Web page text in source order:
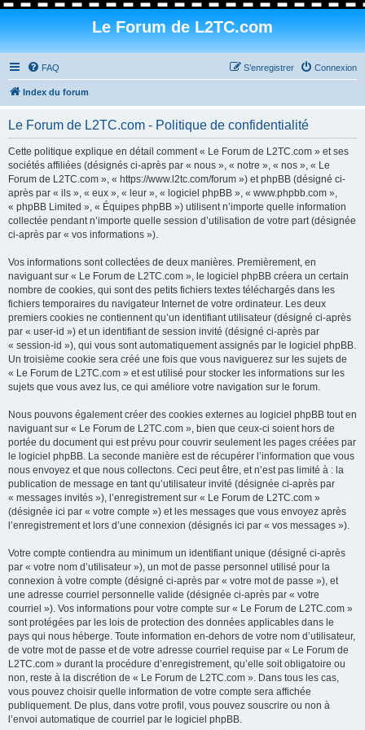
Le Forum de L2TC.com
FAQ Connexion
S’enregistrer
Index du forum
Le Forum de L2TC.com - Politique de confidentialité
Cette politique explique en détail comment « Le Forum de L2TC.com » et ses
sociétés affiliées (désignés ci-après par « nous », « notre », « nos », « Le
Forum de L2TC.com », « https://www.l2tc.com/forum ») et phpBB (désigné ci-
après par « ils », « eux », « leur », « logiciel phpBB », « www.phpbb.com »,
« phpBB Limited », « Équipes phpBB ») utilisent n’importe quelle information
collectée pendant n’importe quelle session d’utilisation de votre part (désignée
ci-après par « vos informations »).
Vos informations sont collectées de deux manières. Premièrement, en
naviguant sur « Le Forum de L2TC.com », le logiciel phpBB créera un certain
nombre de cookies, qui sont des petits fichiers textes téléchargés dans les
fichiers temporaires du navigateur Internet de votre ordinateur. Les deux
premiers cookies ne contiennent qu’un identifiant utilisateur (désigné ci-après
par « user-id ») et un identifiant de session invité (désigné ci-après par
« session-id »), qui vous sont automatiquement assignés par le logiciel phpBB.
Un troisième cookie sera créé une fois que vous naviguerez sur les sujets de
« Le Forum de L2TC.com » et est utilisé pour stocker les informations sur les
sujets que vous avez lus, ce qui améliore votre navigation sur le forum.
Nous pouvons également créer des cookies externes au logiciel phpBB tout en
naviguant sur « Le Forum de L2TC.com », bien que ceux-ci soient hors de
portée du document qui est prévu pour couvrir seulement les pages créées par
le logiciel phpBB. La seconde manière est de récupérer l’information que vous
nous envoyez et que nous collectons. Ceci peut être, et n’est pas limité à : la
publication de message en tant qu’utilisateur invité (désignée ci-après par
« messages invités »), l’enregistrement sur « Le Forum de L2TC.com »
(désignée ici par « votre compte ») et les messages que vous envoyez après
l’enregistrement et lors d’une connexion (désignés ici par « vos messages »).
Votre compte contiendra au minimum un identifiant unique (désigné ci-après
par « votre nom d’utilisateur »), un mot de passe personnel utilisé pour la
connexion à votre compte (désigné ci-après par « votre mot de passe »), et
une adresse courriel personnelle valide (désignée ci-après par « votre
courriel »). Vos informations pour votre compte sur « Le Forum de L2TC.com »
sont protégées par les lois de protection des données applicables dans le
pays qui nous héberge. Toute information en-dehors de votre nom d’utilisateur,
de votre mot de passe et de votre adresse courriel requise par « Le Forum de
L2TC.com » durant la procédure d’enregistrement, qu’elle soit obligatoire ou
non, reste à la discrétion de « Le Forum de L2TC.com ». Dans tous les cas,
vous pouvez choisir quelle information de votre compte sera affichée
publiquement. De plus, dans votre profil, vous pouvez souscrire ou non à
l’envoi automatique de courriel par le logiciel phpBB.